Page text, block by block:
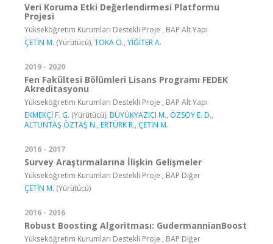
Veri Koruma Etki Değerlendirmesi Platformu
Projesi
Yükseköğretim Kurumları Destekli Proje , BAP Alt Yapı
ÇETİN M. (Yürütücü), TOKA O., YİĞİTER A.
2019 - 2020
Fen Fakültesi Bölümleri Lisans Programı FEDEK
Akreditasyonu
Yükseköğretim Kurumları Destekli Proje , BAP Alt Yapı
EKMEKÇİ F. G. (Yürütücü), BÜYÜKYAZICI M., ÖZSOY E. D.,
ALTUNTAŞ ÖZTAŞ N., ERTÜRK R., ÇETİN M.
2016 - 2017
Survey Araştırmalarına İlişkin Gelişmeler
Yükseköğretim Kurumları Destekli Proje , BAP Diğer
ÇETİN M. (Yürütücü)
2016 - 2016
Robust Boosting Algoritması: GudermannianBoost
Yükseköğretim Kurumları Destekli Proje , BAP Diğer